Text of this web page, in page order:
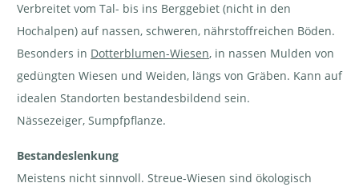
Verbreitet vom Tal- bis ins Berggebiet (nicht in den
Hochalpen) auf nassen, schweren, nährstoffreichen Böden.
Besonders in Dotterblumen-Wiesen, in nassen Mulden von
gedüngten Wiesen und Weiden, längs von Gräben. Kann auf
idealen Standorten bestandesbildend sein.
Nässezeiger, Sumpfpflanze.
Bestandeslenkung
Meistens nicht sinnvoll. Streue-Wiesen sind ökologisch